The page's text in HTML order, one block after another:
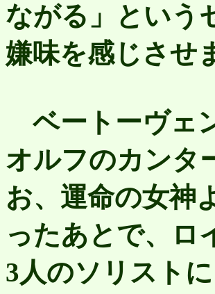
ながる」という
嫌味を感じさ
ベートーヴェ
オルフのカンタ
お、運命の女神
ったあとで、ロ
3人のソリスト